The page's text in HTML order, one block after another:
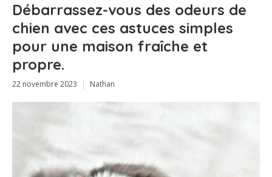
Débarrassez-vous des odeurs de
chien avec ces astuces simples
pour une maison fraîche et
propre.
22 novembre 2023 Nathan